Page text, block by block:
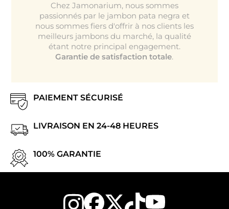
Chez Jamonarium, nous sommes
passionnés par le jambon pata negra et
nous sommes fiers d'offrir à nos clients les
meilleurs jambons du marché, la qualité
étant notre principal engagement.
Garantie de satisfaction totale.
PAIEMENT SÉCURISÉ
LIVRAISON EN 24-48 HEURES
100% GARANTIE